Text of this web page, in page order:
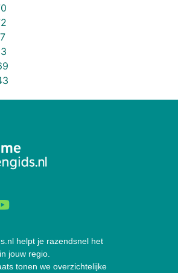
helpt je razendsnel het
jouw regio.
tonen we overzichtelijke